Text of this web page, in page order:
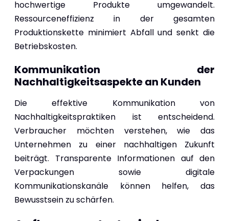
hochwertige Produkte umgewandelt.
Ressourceneffizienz in der gesamten
Produktionskette minimiert Abfall und senkt die
Betriebskosten.
Kommunikation der
Nachhaltigkeitsaspekte an Kunden
Die effektive Kommunikation von
Nachhaltigkeitspraktiken ist entscheidend.
Verbraucher möchten verstehen, wie das
Unternehmen zu einer nachhaltigen Zukunft
beiträgt. Transparente Informationen auf den
Verpackungen sowie digitale
Kommunikationskanäle können helfen, das
Bewusstsein zu schärfen.